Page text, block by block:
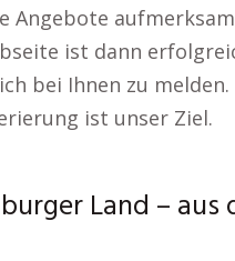
Angebote
ist dann
bei Ihnen zu
ist unser Ziel.
Land – aus